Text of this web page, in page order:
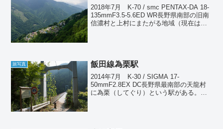
2018年7月 K-70 / smc PENTAX-DA 18-
135mmF3.5-5.6ED WR長野県南部の旧南
信濃村と上村にまたがる地域（現在は飯
旅写真 飯田線為栗駅
2014年7月 K-30 / SIGMA 17-
50mmF2.8EX DC長野県最南部の天龍村
に為栗（してぐり）という駅がある。よ